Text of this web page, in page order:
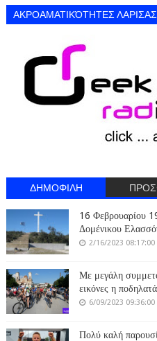
ΑΚΡΟΑΜΑΤΙΚΌΤΗΤΕΣ
ΔΗΜΟΦΙΛΗ
16 Φεβρουαρίου
Δομένικου
2/16/2023 08:17:00
Με μεγάλη
εικόνες η
6/09/2023 09:36:00
Πολύ καλή